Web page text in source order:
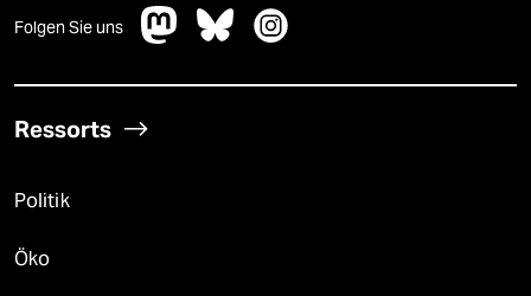
Folgen Sie uns
Ressorts
Politik
Öko